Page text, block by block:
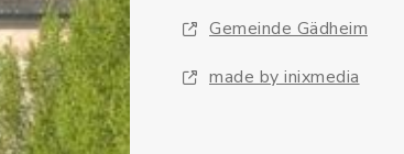
Gemeinde Gädheim
made by inixmedia